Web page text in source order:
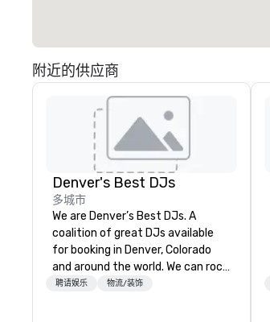
附近的供应商
Denver's Best DJs
多城市
We are Denver’s Best DJs. A
coalition of great DJs available
for booking in Denver, Colorado
and around the world. We can rock
any type of party from nightclubs
聘请娱乐 物流/装饰